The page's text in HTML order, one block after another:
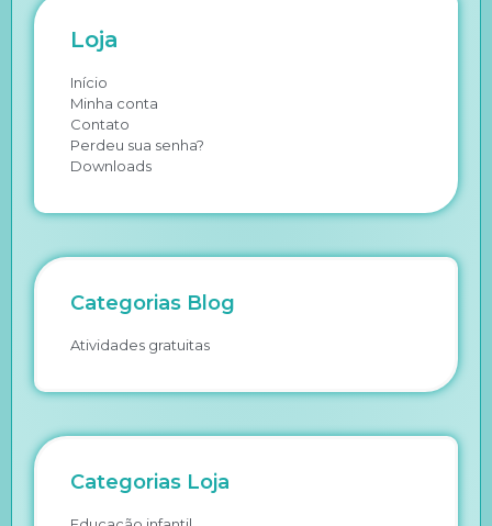
Loja
Início
Minha conta
Contato
Perdeu sua senha?
Downloads
Categorias Blog
Atividades gratuitas
Categorias Loja